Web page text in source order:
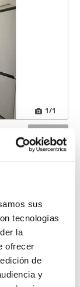
sus
tecnologías
la
ofrecer
de
y
1/1
PREMIUM